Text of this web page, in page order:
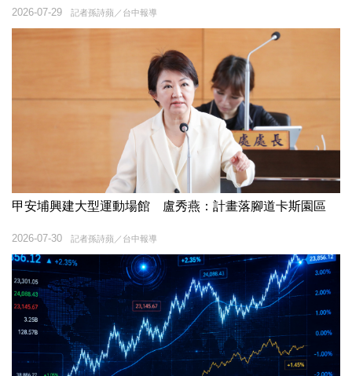
記者孫詩蘋／台中報導
2026-07-29
甲安埔興建大型運動場館 盧秀燕：計畫落腳道卡斯園區
記者孫詩蘋／台中報導
2026-07-30